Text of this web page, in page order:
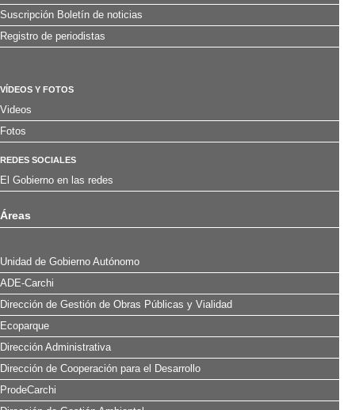
Suscripción Boletín de noticias
Registro de periodistas
VÍDEOS Y FOTOS
Videos
Fotos
REDES SOCIALES
El Gobierno en las redes
Áreas
Unidad de Gobierno Autónomo
ADE-Carchi
Dirección de Gestión de Obras Públicas y Vialidad
Ecoparque
Dirección Administrativa
Dirección de Cooperación para el Desarrollo
ProdeCarchi